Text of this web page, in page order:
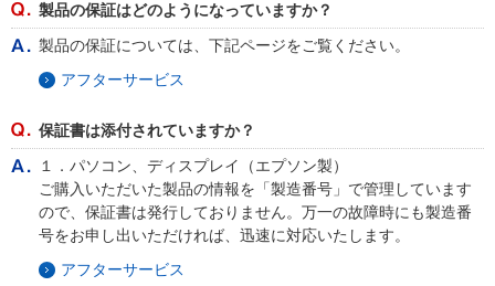
製品の保証はどのようになっていますか？
製品の保証については、下記ページをご覧ください。
アフターサービス
保証書は添付されていますか？
１．パソコン、ディスプレイ（エプソン製）
ご購入いただいた製品の情報を「製造番号」で管理しています
ので、保証書は発行しておりません。万一の故障時にも製造番
号をお申し出いただければ、迅速に対応いたします。
アフターサービス